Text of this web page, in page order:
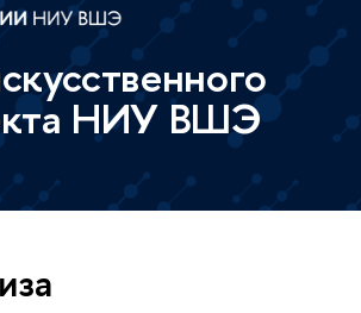
НИУ ВШЭ